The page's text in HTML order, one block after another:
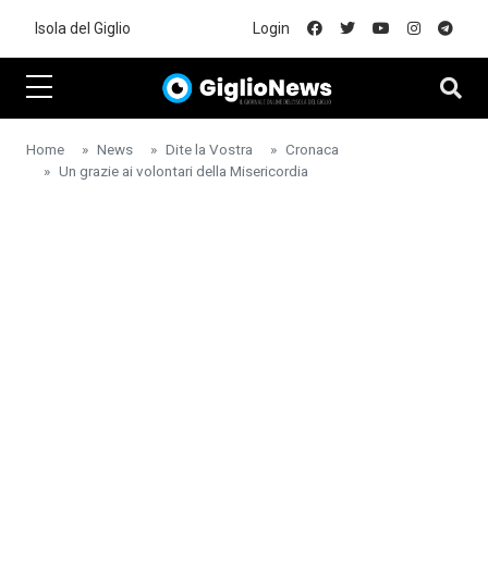
Isola del Giglio Login
Home News Dite la Vostra
Cronaca
Un grazie ai volontari della Misericordia